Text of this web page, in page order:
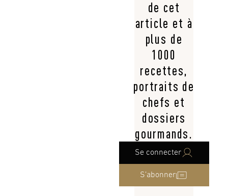
de cet
article et à
plus de
1000
recettes,
portraits de
chefs et
dossiers
gourmands.
Se connecter
S’abonner